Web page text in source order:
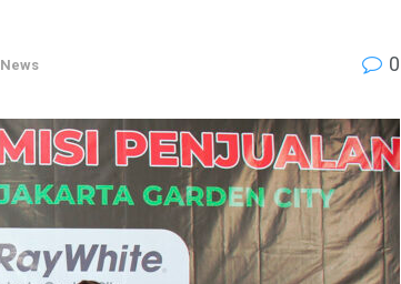
News 0